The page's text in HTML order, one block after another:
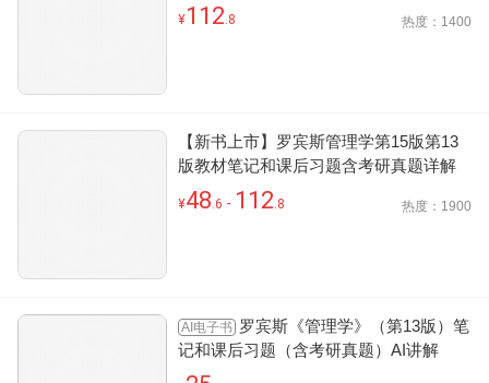
¥112.8 热度：1400
【新书上市】罗宾斯管理学第15版第13
版教材笔记和课后习题含考研真题详解
¥48.6 - 112.8 热度：1900
AI电子书 罗宾斯《管理学》（第13版）笔
记和课后习题（含考研真题）AI讲解